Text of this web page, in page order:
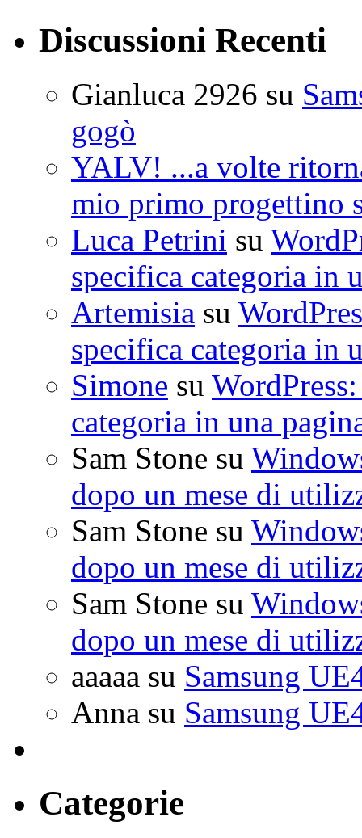
Discussioni Recenti
Gianluca 2926 su
gogò
YALV! ...a volte
mio primo progettino
Luca Petrini su
specifica categoria in
Artemisia su
specifica categoria in
Simone su
categoria in una
Sam Stone su
dopo un mese di
Sam Stone su
dopo un mese di
Sam Stone su
dopo un mese di
aaaaa su Samsung
Anna su Samsung
Categorie